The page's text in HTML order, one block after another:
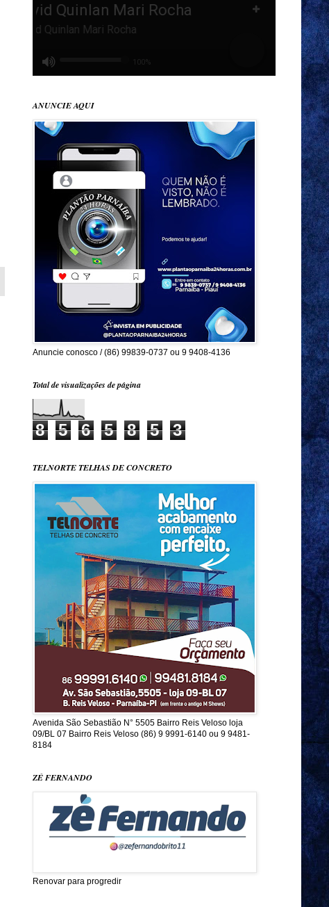
ANUNCIE AQUI
Anuncie conosco / (86) 99839-0737 ou 9 9408-4136
Total de visualizações de página
8 5 6 5 8 5 3
TELNORTE TELHAS DE CONCRETO
Avenida São Sebastião N° 5505 Bairro Reis Veloso loja
09/BL 07 Bairro Reis Veloso (86) 9 9991-6140 ou 9 9481-
8184
ZÉ FERNANDO
Renovar para progredir